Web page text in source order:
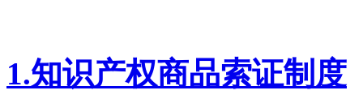
1.知识产权商品索证制度